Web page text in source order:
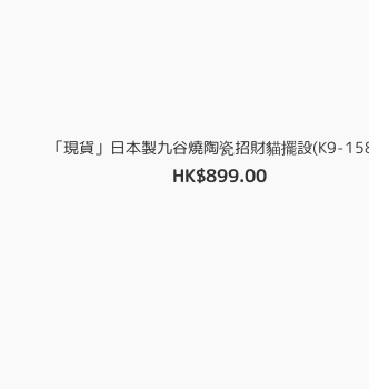
「現貨」日本製九谷燒陶瓷招財貓擺設(K9-
HK$899.00